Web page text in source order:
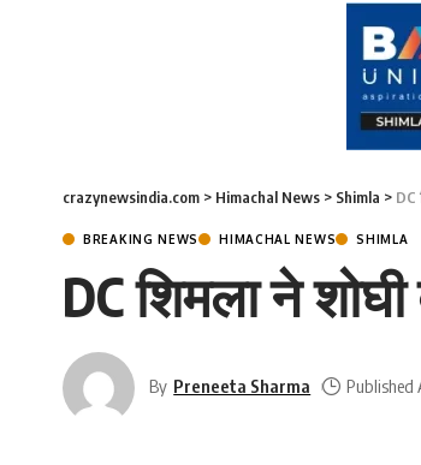
crazynewsindia.com > Himachal News > Shimla > DC
BREAKING NEWS HIMACHAL NEWS SHIMLA
DC शिमला ने
By Preneeta Sharma Published